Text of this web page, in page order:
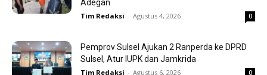
Adegan
Tim Redaksi - Agustus 4, 2026 0
Pemprov Sulsel Ajukan 2 Ranperda ke DPRD
Sulsel, Atur IUPK dan Jamkrida
Tim Redaksi - Agustus 6, 2026 0